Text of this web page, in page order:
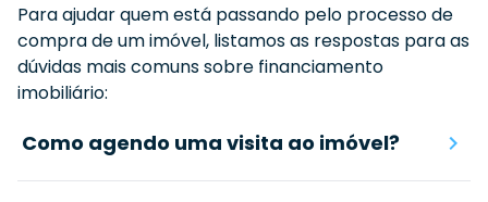
Para ajudar quem está passando pelo processo de
compra de um imóvel, listamos as respostas para as
dúvidas mais comuns sobre financiamento
imobiliário:
Como agendo uma visita ao imóvel?